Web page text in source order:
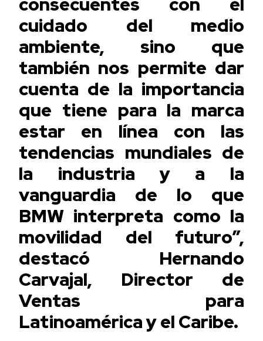
cuidado del medio
ambiente, sino que
también nos permite dar
cuenta de la importancia
que tiene para la marca
estar en línea con las
tendencias mundiales de
la industria y a la
vanguardia de lo que
BMW interpreta como la
movilidad del futuro”,
destacó Hernando
Carvajal, Director de
Ventas para
Latinoamérica y el Caribe.